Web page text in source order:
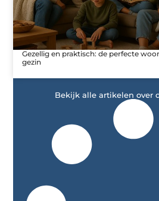
Gezellig en praktisch: de perfecte
gezin
Bekijk alle artikelen over